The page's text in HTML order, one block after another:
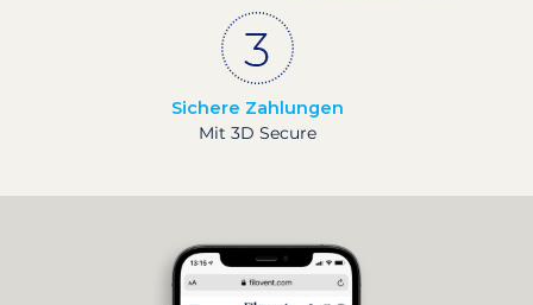
Sichere Zahlungen
Mit 3D Secure